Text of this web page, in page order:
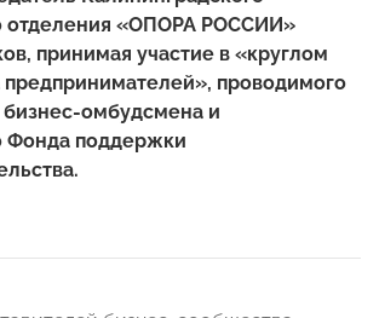
отделения «ОПОРА РОССИИ»
принимая участие в «круглом
проводимого
бизнес-омбудсмена и
Фонда поддержки